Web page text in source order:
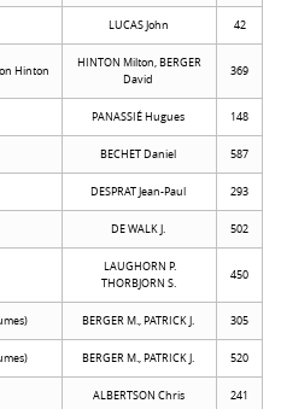
LUCAS John 42
Hinton
HINTON Milton, BERGER
David
369
PANASSIÉ Hugues 148
BECHET Daniel 587
DESPRAT Jean-Paul 293
DE WALK J. 502
LAUGHORN P.
THORBJORN S.
450
BERGER M., PATRICK J. 305
BERGER M., PATRICK J. 520
ALBERTSON Chris 241